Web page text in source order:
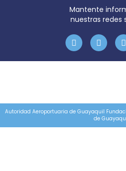
Mantente
nuestras redes
Autoridad Aeroportuaria de Guayaquil
de